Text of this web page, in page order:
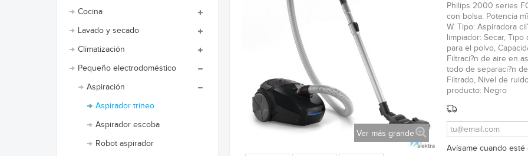
Cocina
Lavado y secado
Climatización
Pequeño electrodoméstico
Aspiración
Aspirador trineo
Aspirador escoba
Robot aspirador
Ver más grande
Philips 2000 series
con bolsa. Potencia
W. Tipo: Aspiradora
limpiador: Secar, Tipo
para el polvo,
Filtraci?n de aire en
todo de separaci?n
Filtrado, Nivel de
producto: Negro
Avísame cuando